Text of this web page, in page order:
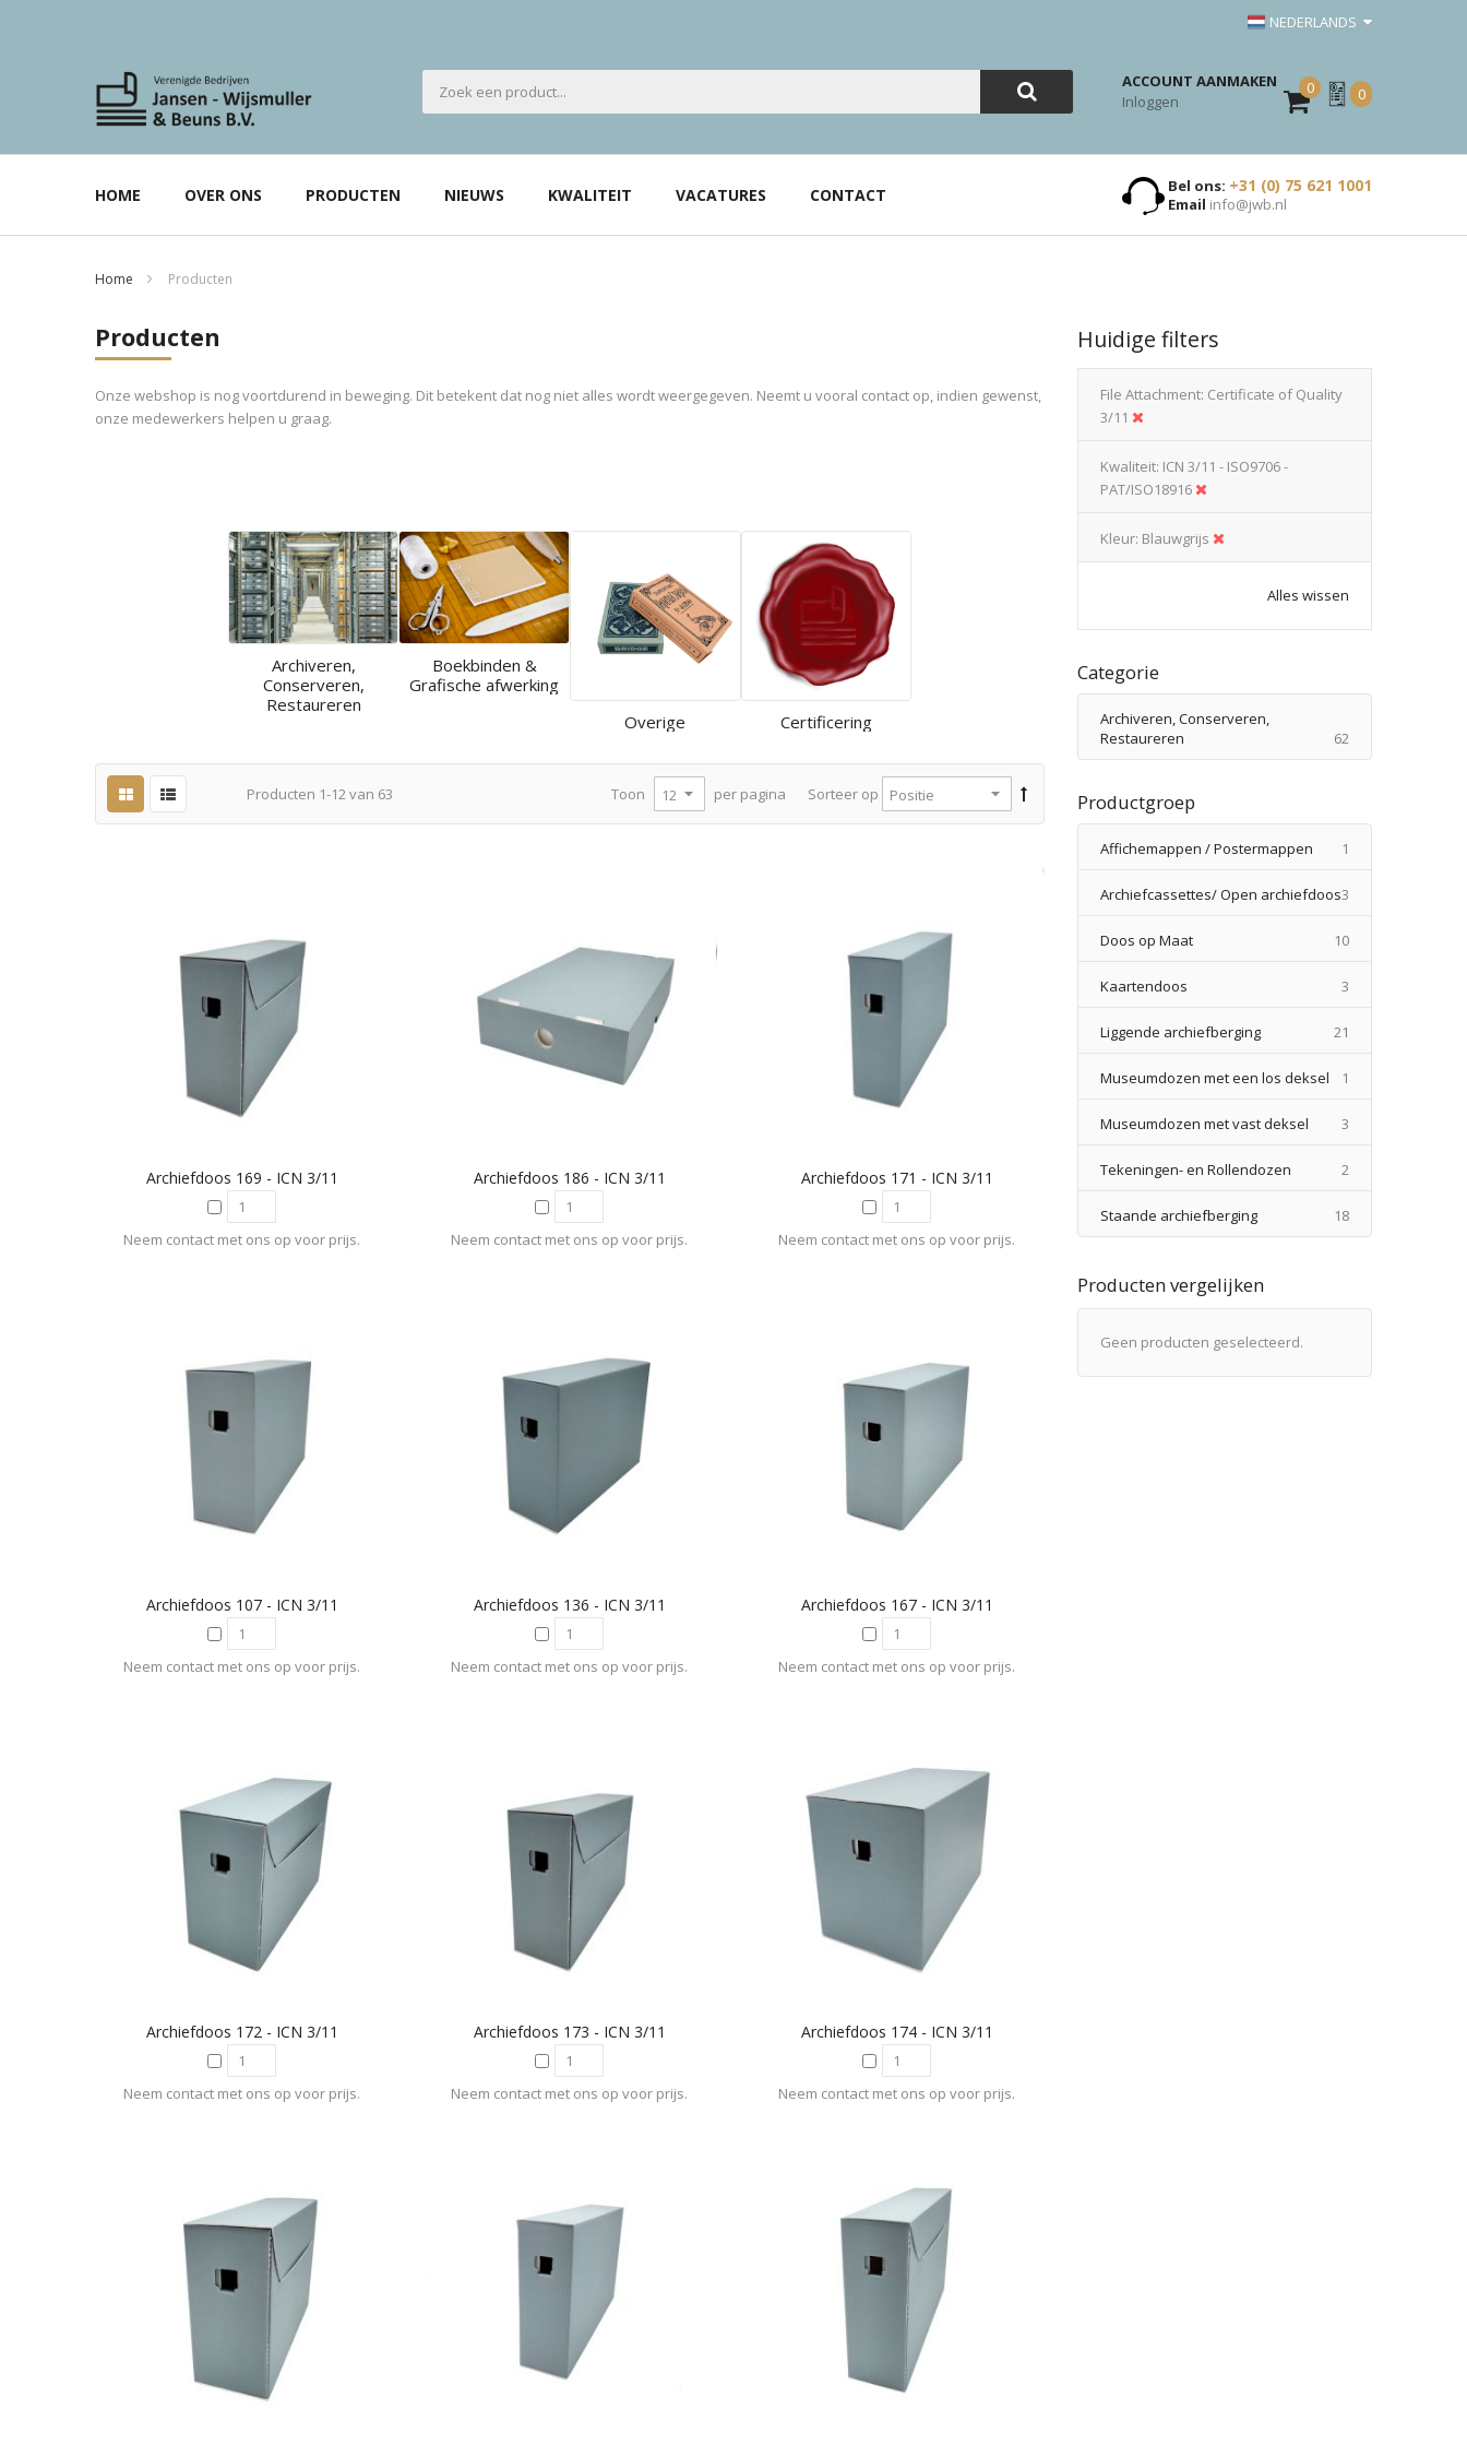
NEDERLANDS
ACCOUNT AANMAKEN
Inloggen
0
Mijn
Offerte
0
HOME OVER ONS PRODUCTEN NIEUWS KWALITEIT VACATURES CONTACT Bel ons: +31 (0) 75 621 1001
Email info@jwb.nl
Home Producten
Producten
Onze webshop is nog voortdurend in beweging. Dit betekent dat nog niet alles wordt weergegeven. Neemt u vooral contact op, indien gewenst,
onze medewerkers helpen u graag.
Archiveren,
Conserveren,
Restaureren
Boekbinden &
Grafische afwerking
Overige
Certificering
Producten 1-12van 63 Sorteer op
Toon per pagina
Archiefdoos 169 - ICN 3/11
Neem contact met ons op voor prijs.
Archiefdoos 186 - ICN 3/11
Neem contact met ons op voor prijs.
Archiefdoos 171 - ICN 3/11
Neem contact met ons op voor prijs.
Archiefdoos 107 - ICN 3/11
Neem contact met ons op voor prijs.
Archiefdoos 136 - ICN 3/11
Neem contact met ons op voor prijs.
Archiefdoos 167 - ICN 3/11
Neem contact met ons op voor prijs.
Archiefdoos 172 - ICN 3/11
Neem contact met ons op voor prijs.
Archiefdoos 173 - ICN 3/11
Neem contact met ons op voor prijs.
Archiefdoos 174 - ICN 3/11
Neem contact met ons op voor prijs.
Huidige filters
File Attachment Certificate of Quality
3/11
Kwaliteit ICN 3/11 - ISO9706 -
PAT/ISO18916
Kleur Blauwgrijs
Alles wissen
Categorie
Archiveren, Conserveren,
Restaureren
62
Productgroep
Affichemappen / Postermappen 1
Archiefcassettes/ Open archiefdoos3
Doos op Maat 10producten
Kaartendoos 3
Liggende archiefberging 21
Museumdozen met een los deksel 1
Museumdozen met vast deksel 3
Tekeningen- en Rollendozen 2
Staande archiefberging 18producten
Producten vergelijken
Geen producten geselecteerd.